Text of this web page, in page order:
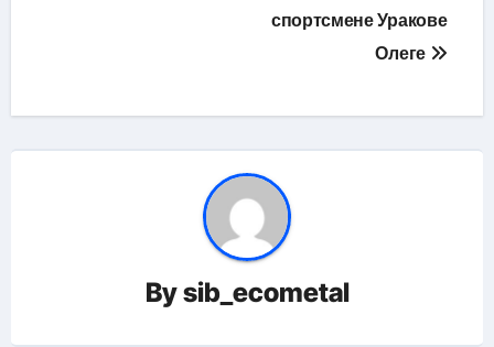
спортсмене Уракове
Олеге
Bysib_ecometal